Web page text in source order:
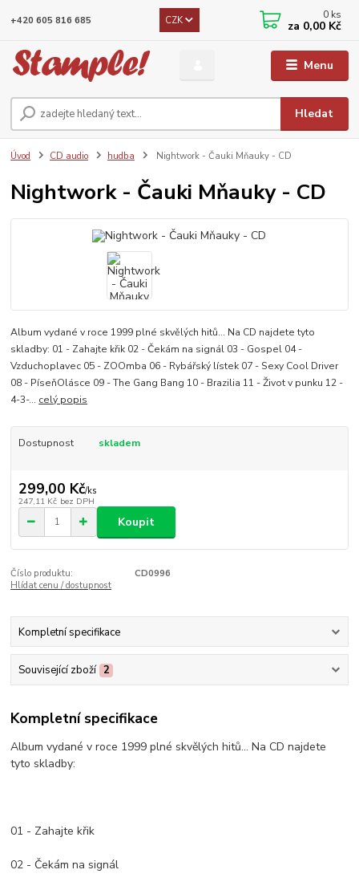
Menu
CZK
Hledat
+420 605 816 685 0 ks
za 0,00 Kč
Úvod CD audio hudba Nightwork - Čauki Mňauky - CD
Nightwork - Čauki Mňauky - CD
Album vydané v roce 1999 plné skvělých hitů... Na CD najdete tyto
skladby: 01 - Zahajte křik 02 - Čekám na signál 03 - Gospel 04 -
Vzduchoplavec 05 - ZOOmba 06 - Rybářský lístek 07 - Sexy Cool Driver
08 - PíseňOlásce 09 - The Gang Bang 10 - Brazilia 11 - Život v punku 12 -
4-3-... celý popis
Dostupnost skladem
299,00 Kč/ks
247,11 Kč bez DPH
Koupit
Číslo produktu:
CD0996
Hlídat cenu / dostupnost
Kompletní specifikace
Související zboží 2
Kompletní specifikace
Album vydané v roce 1999 plné skvělých hitů... Na CD najdete
tyto skladby:
01 - Zahajte křik
02 - Čekám na signál